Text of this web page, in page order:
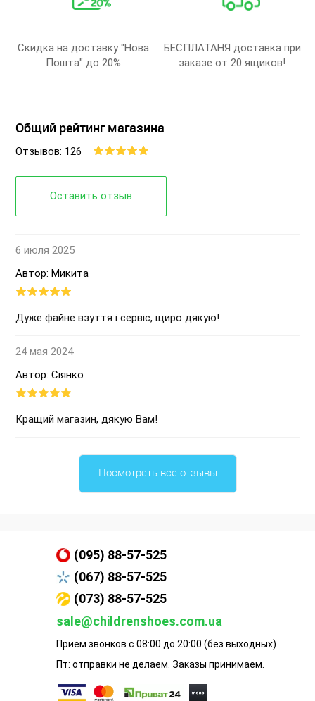
Скидка на доставку "Нова
Пошта" до 20%
БЕСПЛАТАНЯ доставка при
заказе от 20 ящиков!
Общий рейтинг магазина
Отзывов: 126
Оставить отзыв
6 июля 2025
Автор: Микита
Дуже файне взуття і сервіс, щиро дякую!
24 мая 2024
Автор: Сіянко
Кращий магазин, дякую Вам!
Посмотреть все отзывы
(095) 88-57-525
(067) 88-57-525
(073) 88-57-525
sale@childrenshoes.com.ua
Прием звонков с 08:00 до 20:00 (без выходных)
Пт: отправки не делаем. Заказы принимаем.